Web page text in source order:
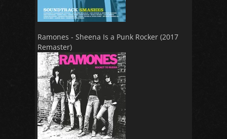
Ramones - Sheena Is a Punk Rocker (2017
Remaster)